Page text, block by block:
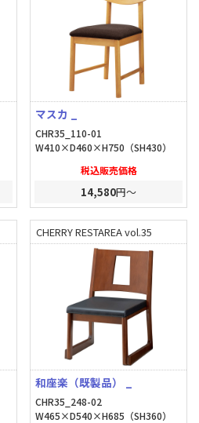
マスカ _
CHR35_110-01
W410×D460×H750（SH430）
税込販売価格
14,580円～
CHERRY RESTAREA vol.35
和座楽（既製品） _
CHR35_248-02
W465×D540×H685（SH360）